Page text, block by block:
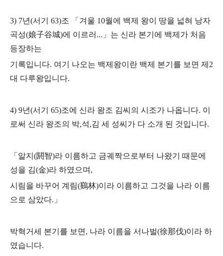
3) 7년(서기 63)조 「겨울 10월에 백제 왕이 땅을 넓혀 낭자
곡성(娘子谷城)에 이르러...」는 신라 본기에 백제가 처음
등장하는
기록입니다. 여기 나오는 백제왕이란 백제 본기를 보면 제2
대 다루왕입니다.
4) 9년(서기 65)조에 신라 왕조 김씨의 시조가 나옵니다. 이
로써 신라 왕조의 박,석,김 세 성씨가 다 소개 된 것입니다.
「알지(閼智)라 이름하고 금궤짝으로부터 나왔기 때문에
성을 김(金)라 하였으며,
시림을 바꾸어 계림(鷄林)이라 이름하고 그것을 나라 이름
으로 삼았다.」
박혁거세 본기를 보면, 나라 이름을 서나벌(徐那伐)이라 하
였습니다.